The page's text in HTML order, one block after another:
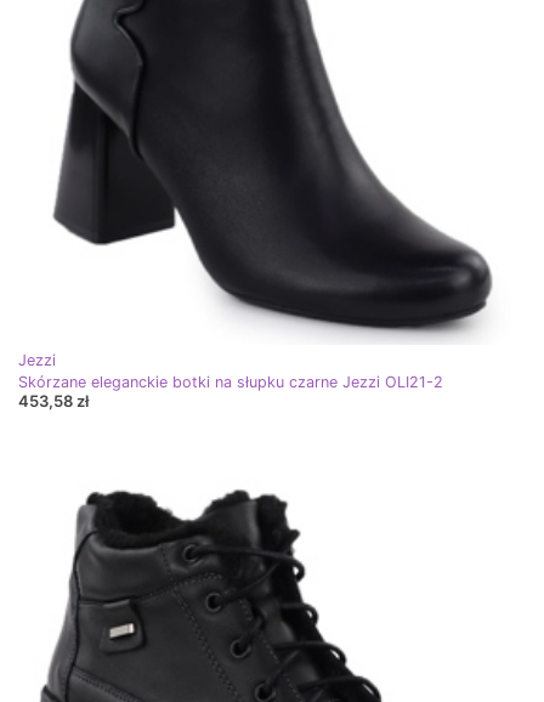
Jezzi
Skórzane eleganckie botki na słupku czarne Jezzi OLI21-2
453,58 zł